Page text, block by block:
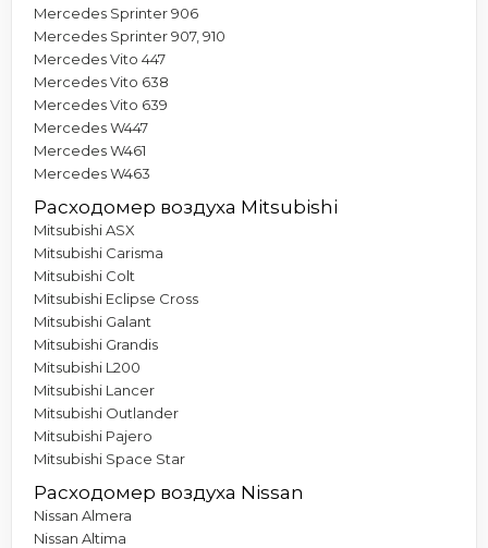
Mercedes Sprinter 906
Mercedes Sprinter 907, 910
Mercedes Vito 447
Mercedes Vito 638
Mercedes Vito 639
Mercedes W447
Mercedes W461
Mercedes W463
Расходомер воздуха Mitsubishi
Mitsubishi ASX
Mitsubishi Carisma
Mitsubishi Colt
Mitsubishi Eclipse Cross
Mitsubishi Galant
Mitsubishi Grandis
Mitsubishi L200
Mitsubishi Lancer
Mitsubishi Outlander
Mitsubishi Pajero
Mitsubishi Space Star
Расходомер воздуха Nissan
Nissan Almera
Nissan Altima